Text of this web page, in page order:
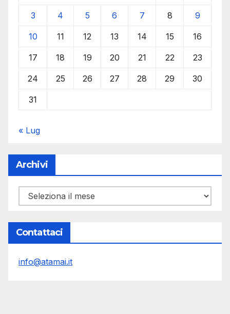
3 4 5 6 7 8 9
10 11 12 13 14 15 16
17 18 19 20 21 22 23
24 25 26 27 28 29 30
31
« Lug
Archivi
Archivi
Contattaci
info@atamai.it